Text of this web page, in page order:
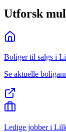
Utforsk
Boliger til salgs i
Se aktuelle
Ledige jobber i